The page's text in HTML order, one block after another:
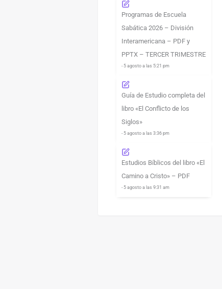
Programas de Escuela
Sabática 2026 – División
Interamericana – PDF y
PPTX – TERCER TRIMESTRE
- 5 agosto a las 5:21 pm
Guía de Estudio completa del
libro «El Conflicto de los
Siglos»
- 5 agosto a las 3:36 pm
Estudios Bíblicos del libro «El
Camino a Cristo» – PDF
- 5 agosto a las 9:31 am